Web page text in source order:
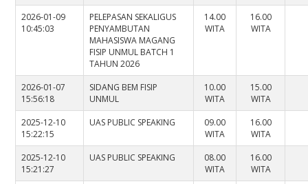
2026-01-09
10:45:03
PELEPASAN SEKALIGUS
PENYAMBUTAN
MAHASISWA MAGANG
FISIP UNMUL BATCH 1
TAHUN 2026
14.00
WITA
16.00
WITA
2026-01-07
15:56:18
SIDANG BEM FISIP
UNMUL
10.00
WITA
15.00
WITA
2025-12-10
15:22:15
UAS PUBLIC SPEAKING
09.00
WITA
16.00
WITA
2025-12-10
15:21:27
UAS PUBLIC SPEAKING
08.00
WITA
16.00
WITA